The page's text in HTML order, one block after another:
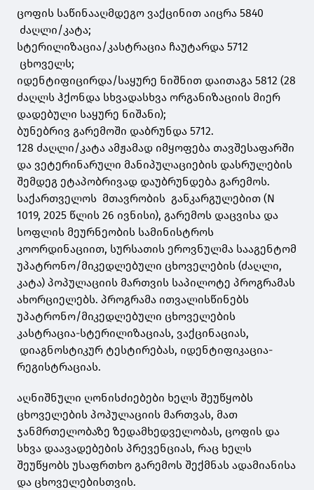
ცოფის საწინააღმდეგო ვაქცინით აიცრა 5840
ძაღლი/კატა;
სტერილიზაცია/კასტრაცია ჩაუტარდა 5712
ცხოველს;
იდენტიფიცირდა/საყურე ნიშნით დაითაგა 5812 (28
ძაღლს ჰქონდა სხვადასხვა ორგანიზაციის მიერ
დადებული საყურე ნიშანი);
ბუნებრივ გარემოში დაბრუნდა 5712.
128 ძაღლი/კატა ამჟამად იმყოფება თავშესაფარში
და ვეტერინარული მანიპულაციების დასრულების
შემდეგ ეტაპობრივად დაუბრუნდება გარემოს.
საქართველოს მთავრობის განკარგულებით (N
1019, 2025 წლის 26 ივნისი), გარემოს დაცვისა და
სოფლის მეურნეობის სამინისტროს
კოორდინაციით, სურსათის ეროვნულმა სააგენტომ
უპატრონო/მიკედლებული ცხოველების (ძაღლი,
კატა) პოპულაციის მართვის საპილოტე პროგრამას
ახორციელებს. პროგრამა ითვალისწინებს
უპატრონო/მიკედლებული ცხოველების
კასტრაცია-სტერილიზაციას, ვაქცინაციას,
დიაგნოსტიკურ ტესტირებას, იდენტიფიკაცია-
რეგისტრაციას.
აღნიშნული ღონისძიებები ხელს შეუწყობს
ცხოველების პოპულაციის მართვას, მათ
ჯანმრთელობაზე ზედამხედველობას, ცოფის და
სხვა დაავადებების პრევენციას, რაც ხელს
შეუწყობს უსაფრთხო გარემოს შექმნას ადამიანისა
და ცხოველებისთვის.